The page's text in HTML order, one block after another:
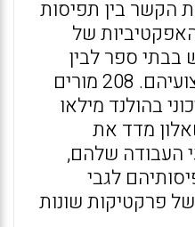
הקשר בין תפיסות
של
בבתי ספר לבין
מעורבותם בעבודה וביצועיהם. 208 מורים
בהולנד מילאו
מדד את
העבודה שלהם,
לגבי
פרקטיקות שונות